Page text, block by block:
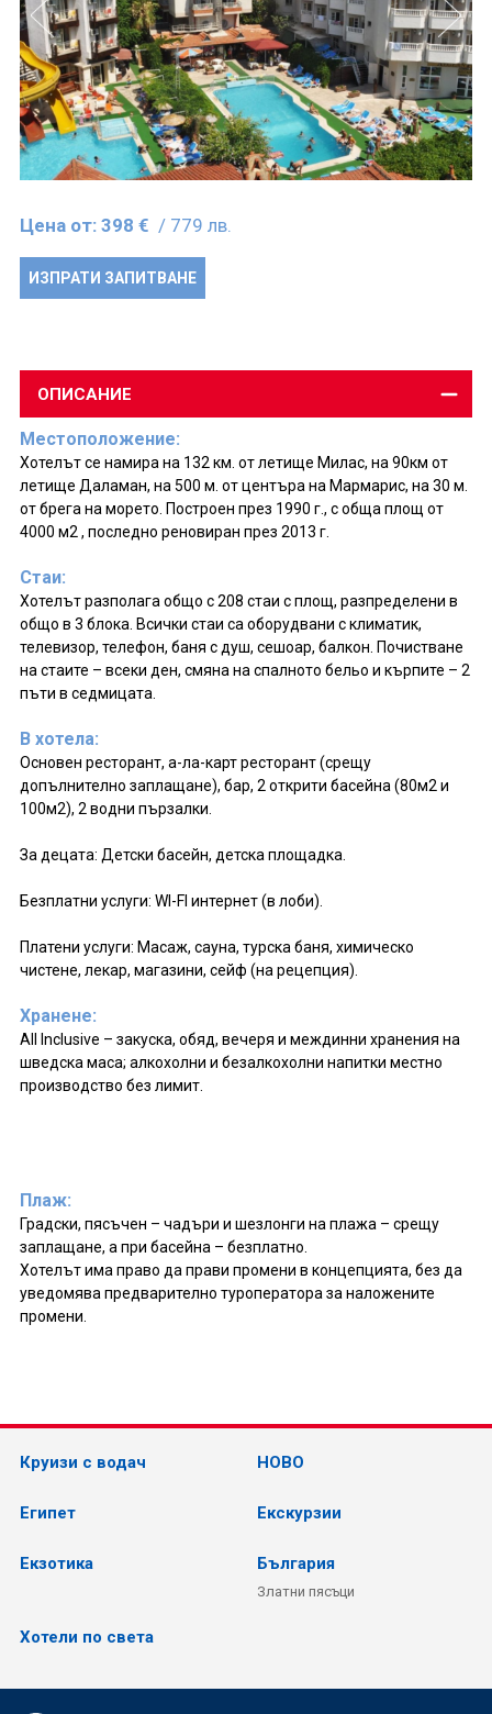
Цена от: 398 € / 779 лв.
ИЗПРАТИ ЗАПИТВАНЕ
ОПИСАНИЕ
Местоположение:
Хотелът се намира на 132 км. от летище Милас, на 90км от
летище Даламан, на 500 м. от центъра на Мармарис, на 30 м.
от брега на морето. Построен през 1990 г., с обща площ от
4000 м2 , последно реновиран през 2013 г.
Стаи:
Хотелът разполага общо с 208 стаи с площ, разпределени в
общо в 3 блока. Всички стаи са оборудвани с климатик,
телевизор, телефон, баня с душ, сешоар, балкон. Почистване
на стаите – всеки ден, смяна на спалното бельо и кърпите – 2
пъти в седмицата.
В хотела:
Основен ресторант, а-ла-карт ресторант (срещу
допълнително заплащане), бар, 2 открити басейна (80м2 и
100м2), 2 водни пързалки.
За децата: Детски басейн, детска площадка.
Безплатни услуги: WI-FI интернет (в лоби).
Платени услуги: Масаж, сауна, турска баня, химическо
чистене, лекар, магазини, сейф (на рецепция).
Хранене:
All Inclusive – закуска, обяд, вечеря и междинни хранения на
шведска маса; алкохолни и безалкохолни напитки местно
производство без лимит.
Плаж:
Градски, пясъчен – чадъри и шезлонги на плажа – срещу
заплащане, а при басейна – безплатно.
Хотелът има право да прави промени в концепцията, без да
уведомява предварително туроператора за наложените
промени.
Круизи с водач НОВО
Египет Екскурзии
Екзотика България
Златни пясъци
Хотели по света